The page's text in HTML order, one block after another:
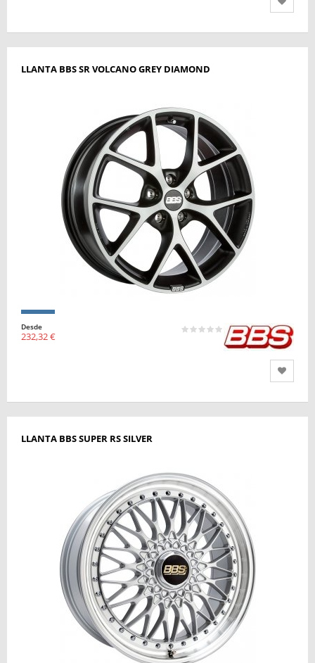
LLANTA BBS SR VOLCANO GREY DIAMOND
Desde
232,32 €
LLANTA BBS SUPER RS SILVER